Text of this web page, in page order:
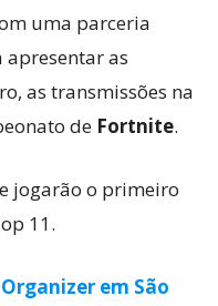
uma parceria
apresentar as
as transmissões na
de Fortnite.
jogarão o primeiro
11.
em São